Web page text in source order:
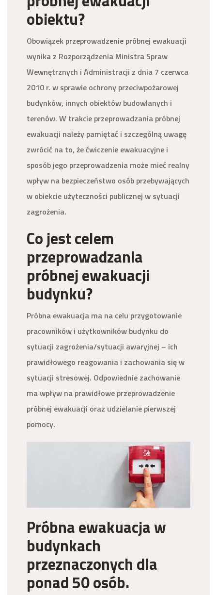
obiektu?
Obowiązek przeprowadzenie próbnej ewakuacji
wynika z Rozporządzenia Ministra Spraw
Wewnętrznych i Administracji z dnia 7 czerwca
2010 r. w sprawie ochrony przeciwpożarowej
budynków, innych obiektów budowlanych i
terenów. W trakcie przeprowadzania próbnej
ewakuacji należy pamiętać i szczególną uwagę
zwrócić na to, że ćwiczenie ewakuacyjne i
sposób jego przeprowadzenia może mieć realny
wpływ na bezpieczeństwo osób przebywających
w obiekcie użyteczności publicznej w sytuacji
zagrożenia.
Co jest celem
przeprowadzania
próbnej ewakuacji
budynku?
Próbna ewakuacja ma na celu przygotowanie
pracowników i użytkowników budynku do
sytuacji zagrożenia/sytuacji awaryjnej – ich
prawidłowego reagowania i zachowania się w
sytuacji stresowej. Odpowiednie zachowanie
ma wpływ na prawidłowe przeprowadzenie
próbnej ewakuacji oraz udzielanie pierwszej
pomocy.
Próbna ewakuacja w
budynkach
przeznaczonych dla
ponad 50 osób.